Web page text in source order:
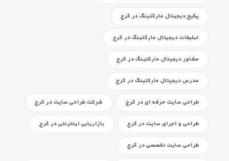
پکیج دیجیتال مارکتینگدر کرج
تبلیغات دیجیتال مارکتینگدر کرج
مشاور دیجیتال مارکتینگدر کرج
مدرس دیجیتال مارکتینگدر کرج
طراحی سایت حرفه ایدر کرج شرکت طراحی سایتدر کرج
طراحی و اجرای سایتدر کرج بازاریابی اینترنتیدر کرج
طراحی سایت تخصصیدر کرج